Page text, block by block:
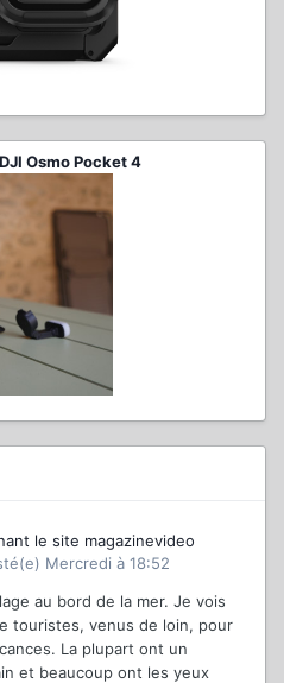
Osmo Pocket 4
le site magazinevideo
Mercredi à 18:52
au bord de la mer. Je vois
touristes, venus de loin, pour
La plupart ont un
et beaucoup ont les yeux